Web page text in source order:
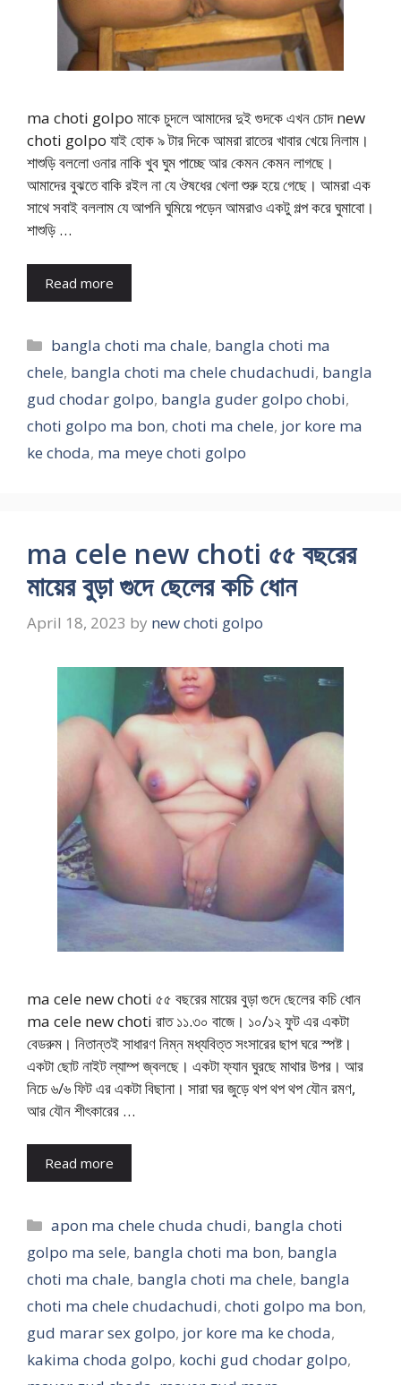
ma choti golpo মাকে চুদলে আমাদের দুই গুদকে এখন চোদ new
choti golpo যাই হোক ৯ টার দিকে আমরা রাতের খাবার খেয়ে নিলাম।
শাশুড়ি বললো ওনার নাকি খুব ঘুম পাচ্ছে আর কেমন কেমন লাগছে।
আমাদের বুঝতে বাকি রইল না যে ঔষধের খেলা শুরু হয়ে গেছে। আমরা এক
সাথে সবাই বললাম যে আপনি ঘুমিয়ে পড়েন আমরাও একটু গল্প করে ঘুমাবো।
শাশুড়ি …
Read more
Categories
bangla choti ma chale, bangla choti ma
chele, bangla choti ma chele chudachudi, bangla
gud chodar golpo, bangla guder golpo chobi,
choti golpo ma bon, choti ma chele, jor kore ma
ke choda, ma meye choti golpo
ma cele new choti ৫৫ বছরের
মায়ের বুড়া গুদে ছেলের কচি ধোন
April 18, 2023 by new choti golpo
ma cele new choti ৫৫ বছরের মায়ের বুড়া গুদে ছেলের কচি ধোন
ma cele new choti রাত ১১.৩০ বাজে। ১০/১২ ফুট এর একটা
বেডরুম। নিতান্তই সাধারণ নিম্ন মধ্যবিত্ত সংসারের ছাপ ঘরে স্পষ্ট।
একটা ছোট নাইট ল্যাম্প জ্বলছে। একটা ফ্যান ঘুরছে মাথার উপর। আর
নিচে ৬/৬ ফিট এর একটা বিছানা। সারা ঘর জুড়ে থপ থপ থপ যৌন রমণ,
আর যৌন শীৎকারের …
Read more
Categories
apon ma chele chuda chudi, bangla choti
golpo ma sele, bangla choti ma bon, bangla
choti ma chale, bangla choti ma chele, bangla
choti ma chele chudachudi, choti golpo ma bon,
gud marar sex golpo, jor kore ma ke choda,
kakima choda golpo, kochi gud chodar golpo,